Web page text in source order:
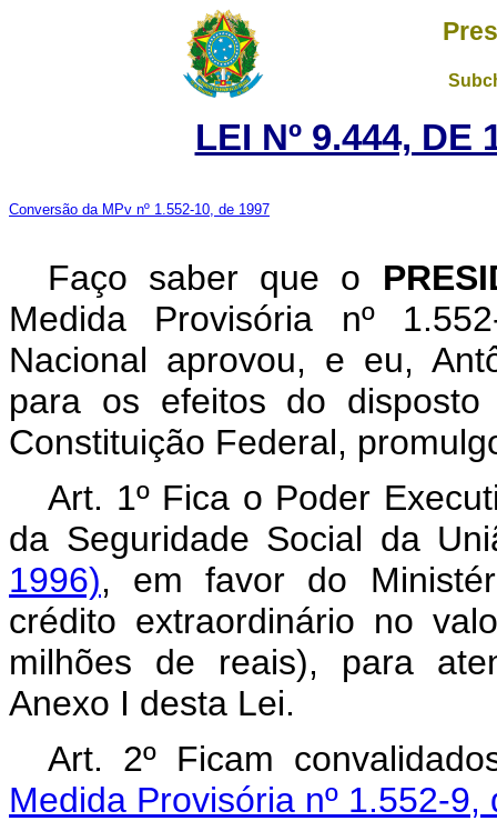
LEI Nº 9.444, DE
Conversão da MPv nº 1.552-10, de 1997
Faço saber que o
Medida Provisória nº
Nacional aprovou, e eu,
para os efeitos do
Constituição Federal,
Art. 1º Fica o Poder
da Seguridade Social da
1996), em favor do
crédito extraordinário no
milhões de reais), para
Anexo I desta Lei.
Art. 2º Ficam
Medida Provisória nº 1.552-